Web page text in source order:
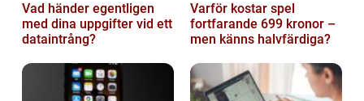
Vad händer egentligen
med dina uppgifter vid ett
dataintrång?
Varför kostar spel
fortfarande 699 kronor –
men känns halvfärdiga?